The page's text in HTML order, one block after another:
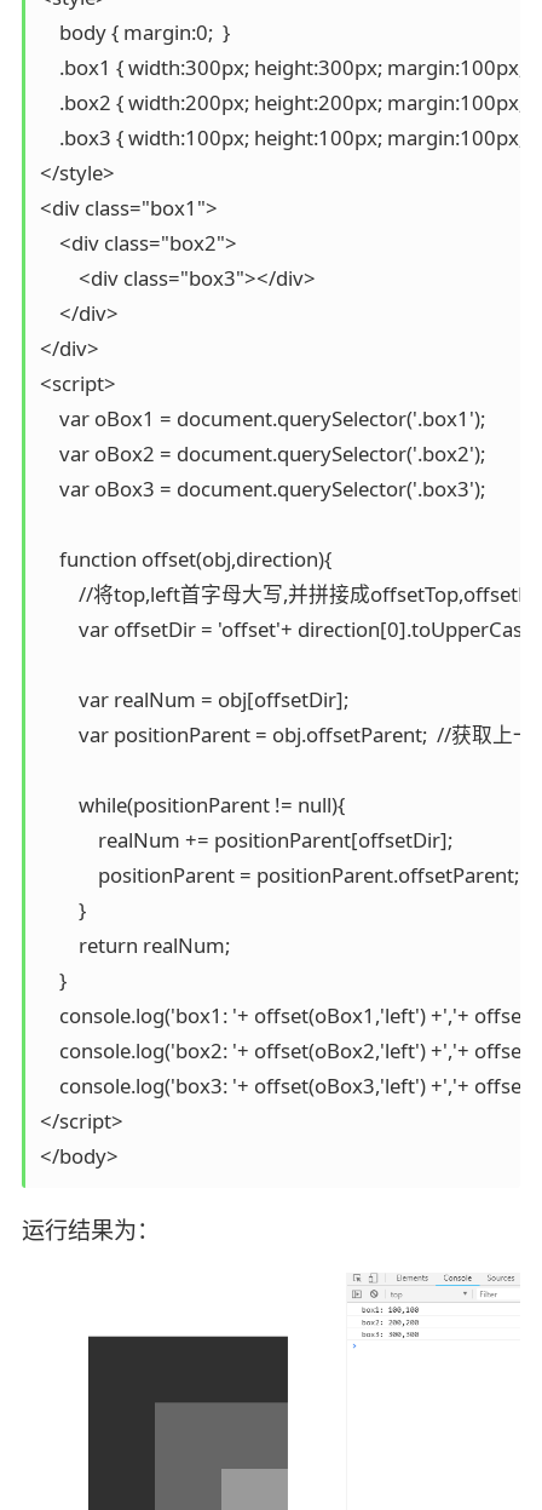
    body { margin:0;  }
.box1 { width:300px; height:300px; margin:100px;
.box2 { width:200px; height:200px; margin:100px;
.box3 { width:100px; height:100px;
</style>
<div class="box1">
    <div class="box2">
    </div>
</div>
<script>
    var oBox1 = document.querySelector('.box1');
    var oBox2 = document.querySelector('.box2');
    var oBox3 = document.querySelector('.box3');
    function offset(obj,direction){
//将top,left首字母大写,并拼接成
    }
console.log('box1: '+ offset(oBox1,'left') +','+
console.log('box2: '+ offset(oBox2,'left') +','+
console.log('box3: '+ offset(oBox3,'left') +','+
</script>
</body>
运行结果为：